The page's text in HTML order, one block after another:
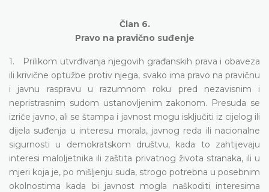
Član 6.
Pravo na pravično suđenje
1. Prilikom utvrđivanja njegovih građanskih prava i obaveza
ili krivične optužbe protiv njega, svako ima pravo na pravičnu
i javnu raspravu u razumnom roku pred nezavisnim i
nepristrasnim sudom ustanovljenim zakonom. Presuda se
izriče javno, ali se štampa i javnost mogu isključiti iz cijelog ili
dijela suđenja u interesu morala, javnog reda ili nacionalne
sigurnosti u demokratskom društvu, kada to zahtijevaju
interesi maloljetnika ili zaštita privatnog života stranaka, ili u
mjeri koja je, po mišljenju suda, strogo potrebna u posebnim
okolnostima kada bi javnost mogla naškoditi interesima